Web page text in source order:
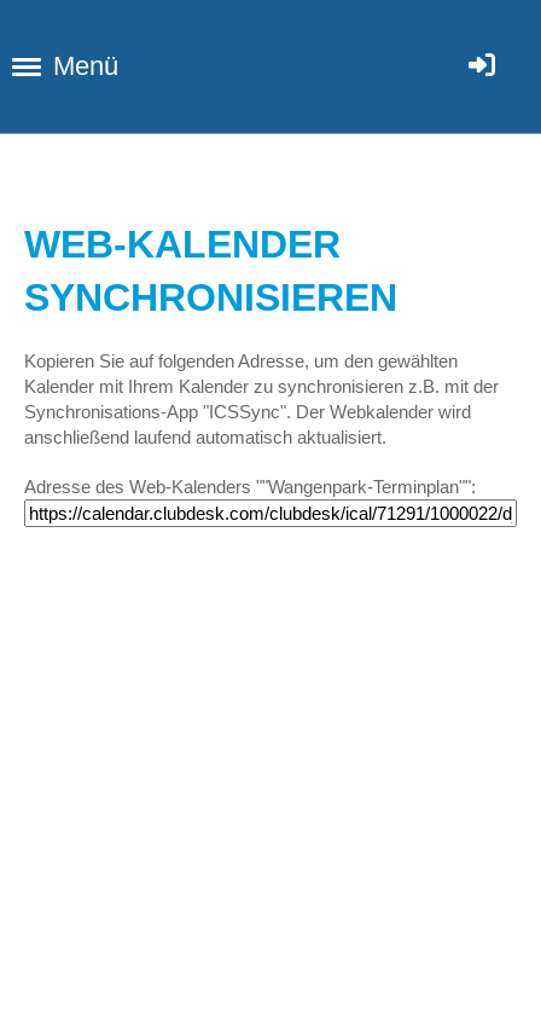
Menü
WEB-KALENDER
SYNCHRONISIEREN
Kopieren Sie auf folgenden Adresse, um den gewählten
Kalender mit Ihrem Kalender zu synchronisieren z.B. mit der
Synchronisations-App "ICSSync". Der Webkalender wird
anschließend laufend automatisch aktualisiert.
Adresse des Web-Kalenders ""Wangenpark-Terminplan"":